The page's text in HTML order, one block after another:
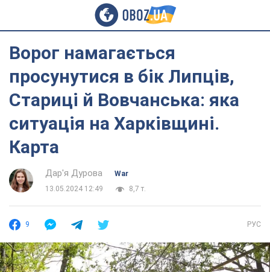
Ворог намагається
просунутися в бік Липців,
Стариці й Вовчанська: яка
ситуація на Харківщині.
Карта
Дар'я Дурова
War
13.05.2024 12:49
8,7 т.
9 РУС